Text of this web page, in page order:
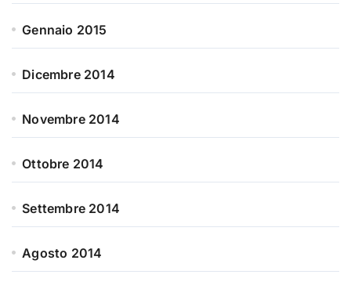
Gennaio 2015
Dicembre 2014
Novembre 2014
Ottobre 2014
Settembre 2014
Agosto 2014